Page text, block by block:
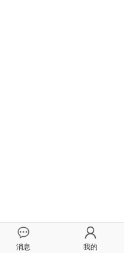
消息 我的